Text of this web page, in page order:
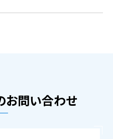
お問い合わせ